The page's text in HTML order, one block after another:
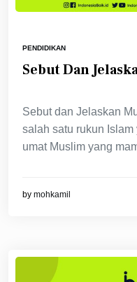
PENDIDIKAN
Sebut Dan
Sebut dan Jelaskan
salah satu rukun
umat Muslim yang
by mohkamil